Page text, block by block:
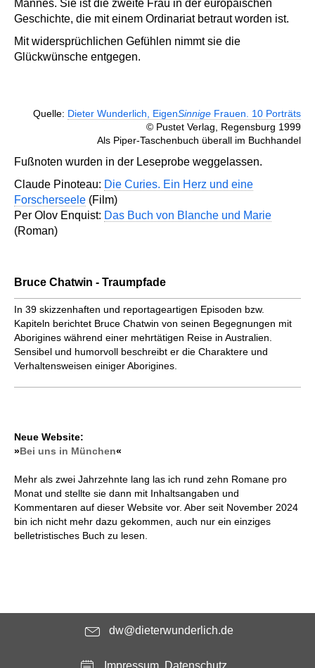
Mannes. Sie ist die zweite Frau in der europäischen
Geschichte, die mit einem Ordinariat betraut worden ist.
Mit widersprüchlichen Gefühlen nimmt sie die
Glückwünsche entgegen.
Quelle: Dieter Wunderlich, EigenSinnige Frauen. 10 Porträts
© Pustet Verlag, Regensburg 1999
Als Piper-Taschenbuch überall im Buchhandel
Fußnoten wurden in der Leseprobe weggelassen.
Claude Pinoteau: Die Curies. Ein Herz und eine
Forscherseele (Film)
Per Olov Enquist: Das Buch von Blanche und Marie
(Roman)
Bruce Chatwin - Traumpfade
In 39 skizzenhaften und reportageartigen Episoden bzw.
Kapiteln berichtet Bruce Chatwin von seinen Begegnungen mit
Aborigines während einer mehrtätigen Reise in Australien.
Sensibel und humorvoll beschreibt er die Charaktere und
Verhaltensweisen einiger Aborigines.
Neue Website:
»Bei uns in München«
Mehr als zwei Jahrzehnte lang las ich rund zehn Romane pro
Monat und stellte sie dann mit Inhaltsangaben und
Kommentaren auf dieser Website vor. Aber seit November 2024
bin ich nicht mehr dazu gekommen, auch nur ein einziges
belletristisches Buch zu lesen.
dw@dieterwunderlich.de